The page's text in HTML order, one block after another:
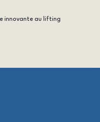
innovante au lifting